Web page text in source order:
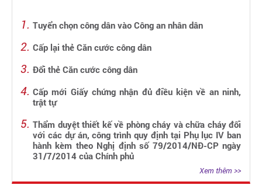
Tuyển chọn công dân vào Công an nhân dân
Cấp lại thẻ Căn cước công dân
Đổi thẻ Căn cước công dân
Cấp mới Giấy chứng nhận đủ điều kiện về an ninh,
trật tự
Thẩm duyệt thiết kế về phòng cháy và chữa cháy đối
với các dự án, công trình quy định tại Phụ lục IV ban
hành kèm theo Nghị định số 79/2014/NĐ-CP ngày
31/7/2014 của Chính phủ
Xem thêm >>